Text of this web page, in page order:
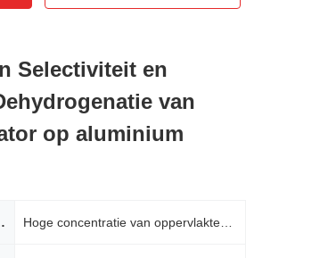
Selectiviteit en
van
op aluminium